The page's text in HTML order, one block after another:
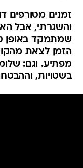
זמנים מטורפים
והשגרתי, אבל
שמתמקד באופן
הזמן לצאת
מפתיע. וגם:
בשטויות,